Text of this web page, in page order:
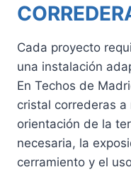
Cada proyecto
una instalación
En Techos de
cristal correderas
orientación de la
necesaria, la
cerramiento y el